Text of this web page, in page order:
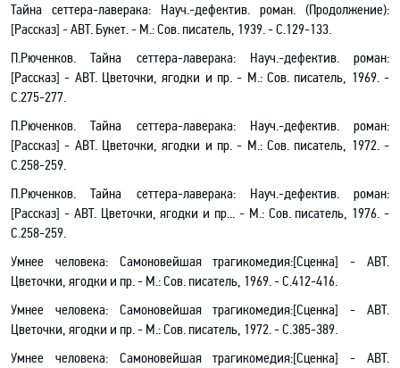
Тайна сеттера-лаверака: Науч.-дефектив. роман. (Продолжение):
[Рассказ] - АВТ. Букет. - М.: Сов. писатель, 1939. - С.129-133.
П.Рюченков.Тайна сеттера-лаверака: Науч.-дефектив. роман:
[Рассказ] - АВТ. Цветочки, ягодки и пр. - М.: Сов. писатель, 1969. -
С.275-277.
П.Рюченков.Тайна сеттера-лаверака: Науч.-дефектив. роман:
[Рассказ] - АВТ. Цветочки, ягодки и пр. - М.: Сов. писатель, 1972. -
С.258-259.
П.Рюченков.Тайна сеттера-лаверака: Науч.-дефектив. роман:
[Рассказ] - АВТ. Цветочки, ягодки и пр... - М.: Сов. писатель, 1976. -
С.258-259.
Умнее человека: Самоновейшая трагикомедия:[Сценка] - АВТ.
Цветочки, ягодки и пр. - М.: Сов. писатель, 1969. - С.412-416.
Умнее человека: Самоновейшая трагикомедия:[Сценка] - АВТ.
Цветочки, ягодки и пр. - М.: Сов. писатель, 1972. - С.385-389.
Умнее человека: Самоновейшая трагикомедия:[Сценка] - АВТ.